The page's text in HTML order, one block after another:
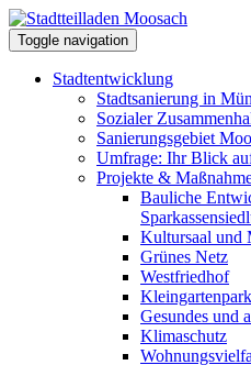
Toggle navigation
Stadtentwicklung
Stadtsanierung in
Sozialer
Sanierungsgebiet
Umfrage: Ihr Blick
Projekte &
Bauliche
Kultursaal und
Grünes Netz
Westfriedhof
Kleingartenpark
Gesundes und
Klimaschutz